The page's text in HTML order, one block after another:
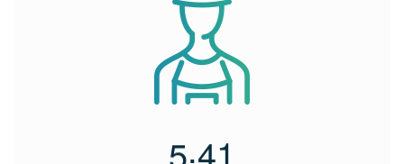
1
4
.
5